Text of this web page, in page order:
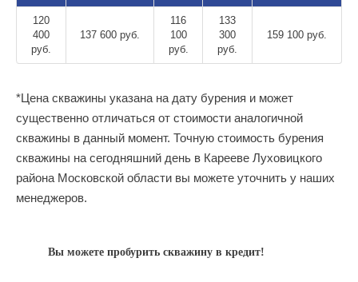
120
400
руб.
137 600 руб.
116
100
руб.
133
300
руб.
159 100 руб.
*Цена скважины указана на дату бурения и может
существенно отличаться от стоимости аналогичной
скважины в данный момент. Точную стоимость бурения
скважины на сегодняшний день в Карееве Луховицкого
района Московской области вы можете уточнить у наших
менеджеров.
Вы можете пробурить скважину в кредит!